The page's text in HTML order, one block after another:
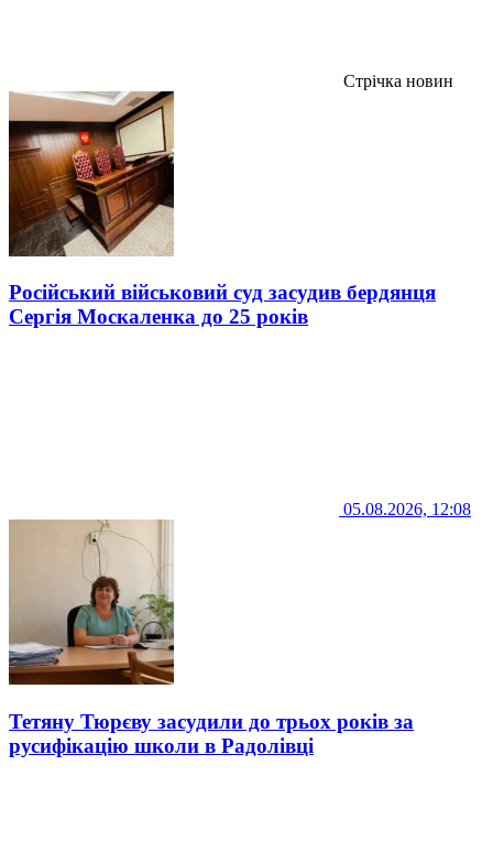
Стрічка новин
Російський військовий суд засудив бердянця
Сергія Москаленка до 25 років
05.08.2026, 12:08
Тетяну Тюрєву засудили до трьох років за
русифікацію школи в Радолівці